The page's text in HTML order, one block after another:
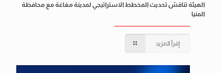
الهيئة تناقش تحديث المخطط الاستراتيجي لمدينة مغاغة مع محافظة
المنيا
إقرأ المزيد